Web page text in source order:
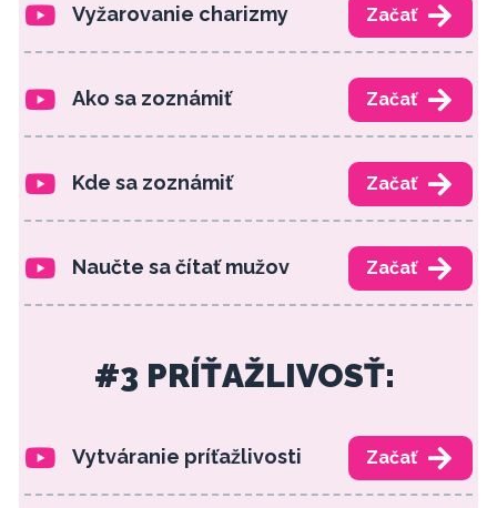
Vyžarovanie charizmy Začať
Ako sa zoznámiť Začať
Kde sa zoznámiť Začať
Naučte sa čítať mužov Začať
#3 PRÍŤAŽLIVOSŤ:
Vytváranie príťažlivosti Začať